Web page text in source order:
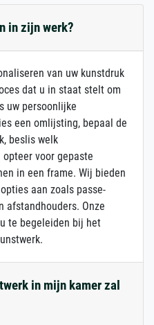
in zijn werk?
van uw kunstdruk
dat u in staat stelt om
uw persoonlijke
een omlijsting, bepaal de
beslis welk
voor gepaste
in een frame. Wij bieden
aan zoals passe-
afstandhouders. Onze
te begeleiden bij het
in mijn kamer zal